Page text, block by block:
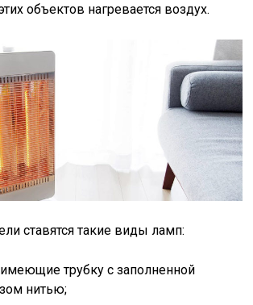
объектов нагревается воздух.
ставятся такие виды ламп:
трубку с заполненной
нитью;